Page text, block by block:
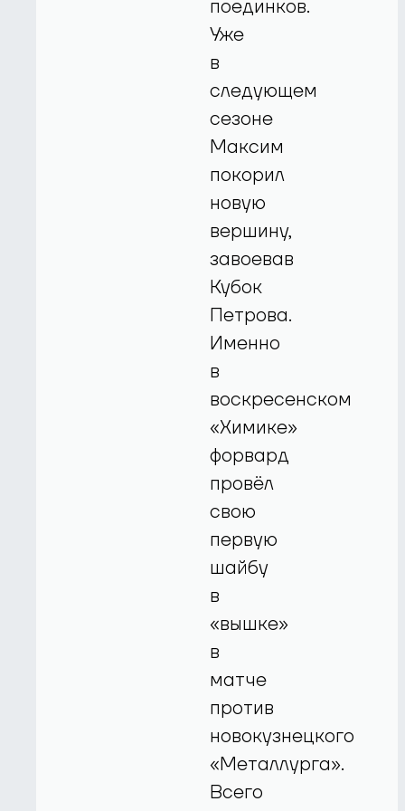
поединков.
Уже
в
следующем
сезоне
Максим
покорил
новую
вершину,
завоевав
Кубок
Петрова.
Именно
в
воскресенском
«Химике»
форвард
провёл
свою
первую
шайбу
в
«вышке»
в
матче
против
новокузнецкого
«Металлурга».
Всего